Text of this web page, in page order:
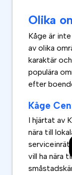
Olika
Kåge är
av olika
karaktär
populära
efter
Kåge
I hjärtat av
nära till
vill ha nära